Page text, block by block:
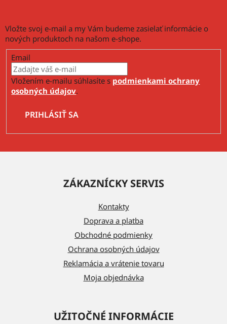
Vložte svoj e-mail a my Vám budeme zasielať informácie o
nových produktoch na našom e-shope.
Email
Vložením e-mailu súhlasíte s podmienkami ochrany
osobných údajov.
PRIHLÁSIŤ SA
ZÁKAZNÍCKY SERVIS
Kontakty
Doprava a platba
Obchodné podmienky
Ochrana osobných údajov
Reklamácia a vrátenie tovaru
Moja objednávka
UŽITOČNÉ INFORMÁCIE